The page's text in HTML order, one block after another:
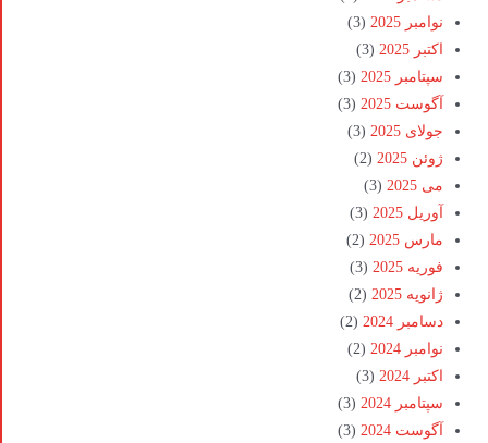
نوامبر 2025
(3)
اکتبر 2025
(3)
سپتامبر 2025
(3)
آگوست 2025
(3)
جولای 2025
(3)
ژوئن 2025
(2)
می 2025
(3)
آوریل 2025
(3)
مارس 2025
(2)
فوریه 2025
(3)
ژانویه 2025
(2)
دسامبر 2024
(2)
نوامبر 2024
(2)
اکتبر 2024
(3)
سپتامبر 2024
(3)
آگوست 2024
(3)